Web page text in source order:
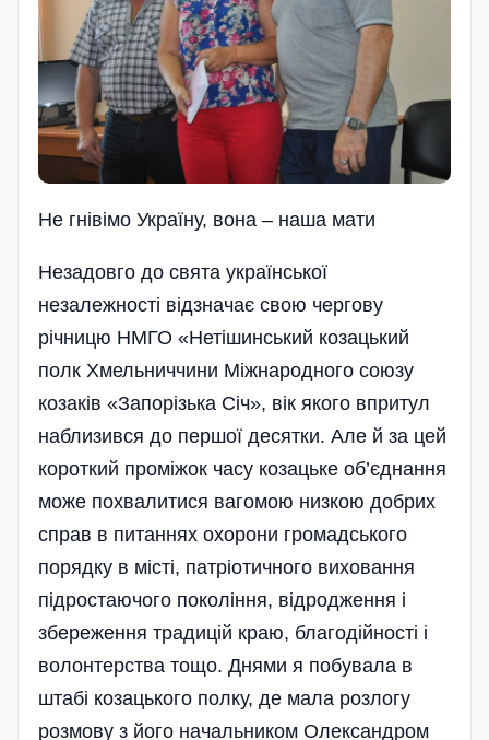
Не гнівімо Україну, вона – наша мати
Незадовго до свята української
незалежності відзначає свою чергову
річницю НМГО «Нетішинський козацький
полк Хмельниччини Міжнародного союзу
козаків «Запорі­зька Січ», вік якого впритул
наблизився до першої десятки. Але й за цей
короткий проміжок часу козацьке об’є­днання
може похвалитися вагомою низкою добрих
справ в питаннях охорони громадського
порядку в місті, патріотичного виховання
підростаючого покоління, відродження і
збереження традицій краю, благодійності і
волонтерства тощо. Днями я побувала в
штабі козацького полку, де мала розлогу
розмову з його начальником Олександром